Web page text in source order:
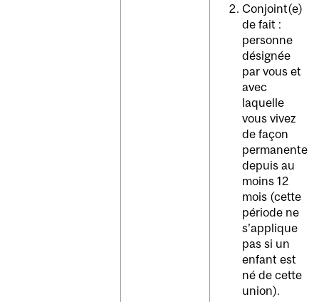
Conjoint(e)
de fait :
personne
désignée
par vous et
avec
laquelle
vous vivez
de façon
permanente
depuis au
moins 12
mois (cette
période ne
s’applique
pas si un
enfant est
né de cette
union).